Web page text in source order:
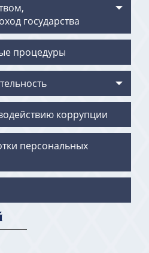
государства
процедуры
коррупции
персональных